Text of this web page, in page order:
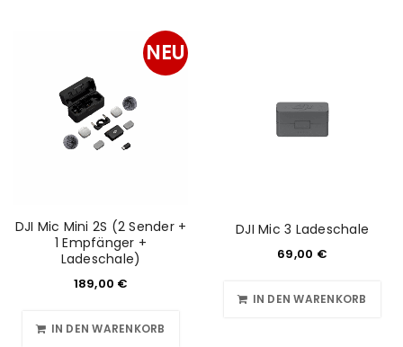
NEU
DJI Mic Mini 2S (2 Sender +
1 Empfänger +
Ladeschale)
189,00 €
IN DEN WARENKORB
DJI Mic 3 Ladeschale
69,00 €
IN DEN WARENKORB